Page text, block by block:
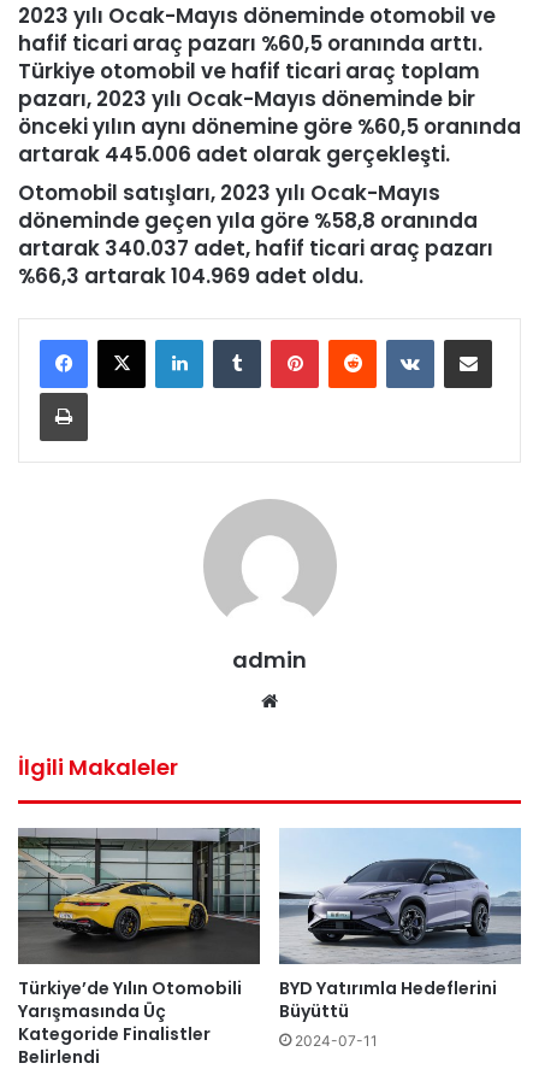
2023 yılı Ocak-Mayıs döneminde otomobil ve
hafif ticari araç pazarı %60,5 oranında arttı.
Türkiye otomobil ve hafif ticari araç toplam
pazarı, 2023 yılı Ocak-Mayıs döneminde bir
önceki yılın aynı dönemine göre %60,5 oranında
artarak 445.006 adet olarak gerçekleşti.
Otomobil satışları, 2023 yılı Ocak-Mayıs
döneminde geçen yıla göre %58,8 oranında
artarak 340.037 adet, hafif ticari araç pazarı
%66,3 artarak 104.969 adet oldu.
admin
İlgili Makaleler
Türkiye’de Yılın Otomobili
Yarışmasında Üç
Kategoride Finalistler
Belirlendi
BYD Yatırımla Hedeflerini
Büyüttü
2024-07-11